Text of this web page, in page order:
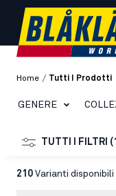
Home / Tutti I Prodotti
GENERE
TUTTI I FILTRI
210 Varianti disponibili